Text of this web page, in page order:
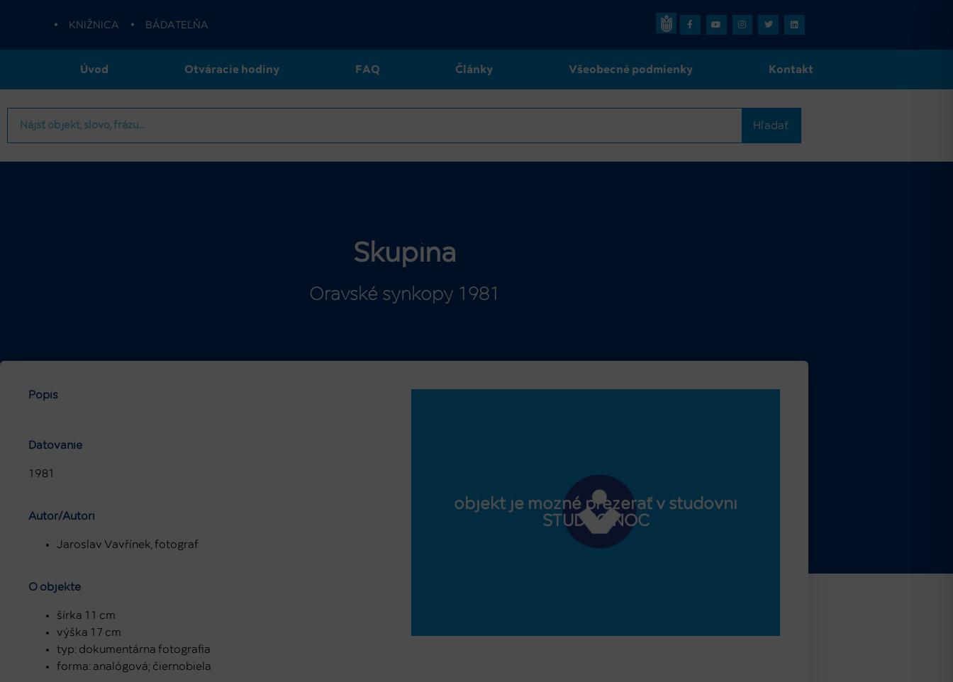
• KNIŽNICA • BÁDATEĽŇA
Úvod Otváracie hodiny FAQ Články Všeobecné podmienky Kontakt
Hľadať
Skupina
Oravské synkopy 1981
Popis
Datovanie
1981
Autor/Autori
Jaroslav Vavřínek, fotograf
O objekte
šírka 11 cm
výška 17 cm
typ: dokumentárna fotografia
forma: analógová; čiernobiela
objekt je možné prezerať v študovni
STUDEO.NOC